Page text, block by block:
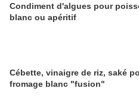
Condiment d'algues pour
blanc ou apéritif
Cébette, vinaigre de riz, saké
fromage blanc "fusion"